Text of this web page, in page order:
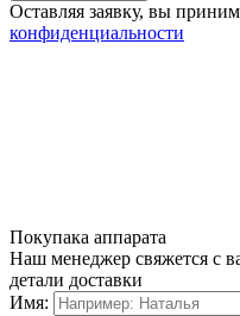
Оставляя заявку, вы
конфиденциальности
Покупака аппарата
Наш менеджер свяжется с
детали доставки
Имя: